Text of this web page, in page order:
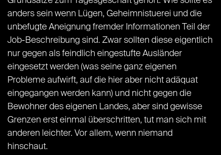
anders sein wenn Lügen, Geheimnistuerei und die
unbefugte Aneignung fremder Informationen Teil der
Job-Beschreibung sind. Zwar sollten diese eigentlich
nur gegen als feindlich eingestufte Ausländer
eingesetzt werden (was seine ganz eigenen
Probleme aufwirft, auf die hier aber nicht adäquat
eingegangen werden kann) und nicht gegen die
Bewohner des eigenen Landes, aber sind gewisse
Grenzen erst einmal überschritten, tut man sich mit
anderen leichter. Vor allem, wenn niemand
hinschaut.